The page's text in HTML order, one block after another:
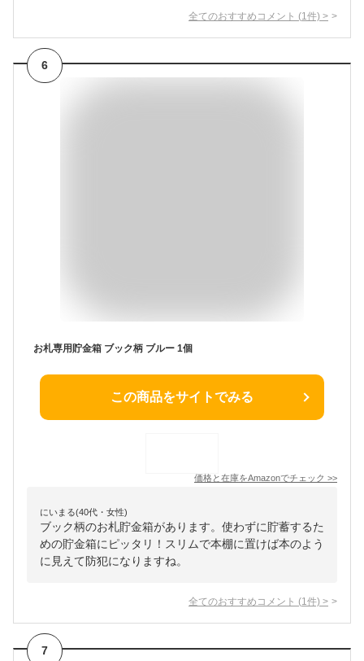
全てのおすすめコメント (1 件) >
6
お札専用貯金箱 ブック柄 ブルー 1個
この商品をサイトでみる
価格と在庫をAmazonでチェック >>
にいまる(40代・女性)
ブック柄のお札貯金箱があります。使わずに貯蓄するた
めの貯金箱にピッタリ！スリムで本棚に置けば本のよう
に見えて防犯になりますね。
全てのおすすめコメント (1 件) >
7